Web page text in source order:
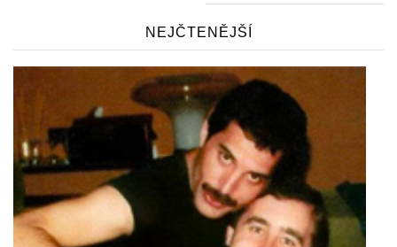
NEJČTENĚJŠÍ